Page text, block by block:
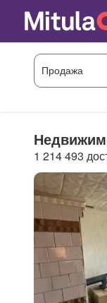
1 214 493